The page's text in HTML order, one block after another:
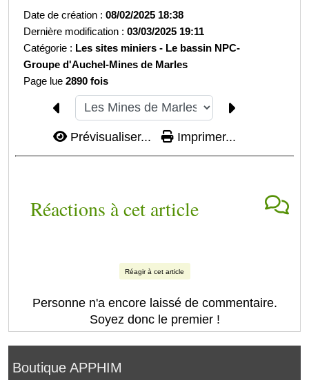
Boutique APPHIM
Date de création :08/02/2025 18:38
Dernière modification :03/03/2025 19:11
Catégorie : Les sites miniers - Le bassin NPC-
Groupe d'Auchel-Mines de Marles
Page lue2890 fois
Prévisualiser... Imprimer...
Réactions à cet article
Réagir à cet article
Personne n'a encore laissé de commentaire.
Soyez donc le premier !